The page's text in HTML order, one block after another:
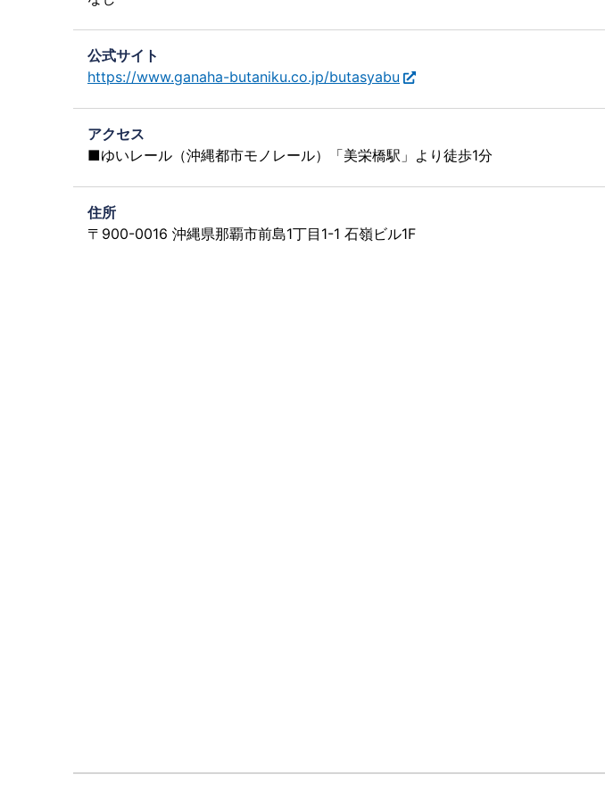
公式サイト
https://www.ganaha-butaniku.co.jp/butasyabu
アクセス
■ゆいレール（沖縄都市モノレール）「美栄橋駅」より徒歩1分
住所
〒900-0016 沖縄県那覇市前島1丁目1-1 石嶺ビル1F